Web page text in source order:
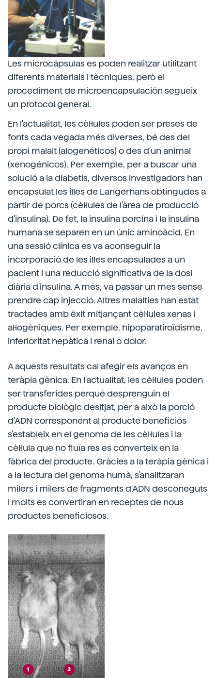
Les microcápsulas es poden realitzar utilitzant
diferents materials i tècniques, però el
procediment de microencapsulación segueix
un protocol general.
En l'actualitat, les cèl·lules poden ser preses de
fonts cada vegada més diverses, bé des del
propi malalt (alogenéticos) o des d'un animal
(xenogénicos). Per exemple, per a buscar una
solució a la diabetis, diversos investigadors han
encapsulat les illes de Langerhans obtingudes a
partir de porcs (cèl·lules de l'àrea de producció
d'insulina). De fet, la insulina porcina i la insulina
humana se separen en un únic aminoàcid. En
una sessió clínica es va aconseguir la
incorporació de les illes encapsulades a un
pacient i una reducció significativa de la dosi
diària d'insulina. A més, va passar un mes sense
prendre cap injecció. Altres malalties han estat
tractades amb èxit mitjançant cèl·lules xenas i
al·logèniques. Per exemple, hipoparatiroïdisme,
inferioritat hepàtica i renal o dolor.
A aquests resultats cal afegir els avanços en
teràpia gènica. En l'actualitat, les cèl·lules poden
ser transferides perquè desprenguin el
producte biològic desitjat, per a això la porció
d'ADN corresponent al producte beneficiós
s'estableix en el genoma de les cèl·lules i la
cèl·lula que no fluïa res es converteix en la
fàbrica del producte. Gràcies a la teràpia gènica i
a la lectura del genoma humà, s'analitzaran
milers i milers de fragments d'ADN desconeguts
i molts es convertiran en receptes de nous
productes beneficiosos.